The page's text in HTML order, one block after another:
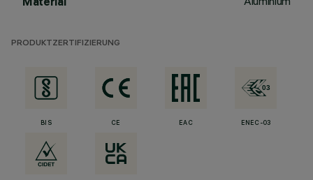
PRODUKTZERTIFIZIERUNG
BIS CE EAC ENEC-03